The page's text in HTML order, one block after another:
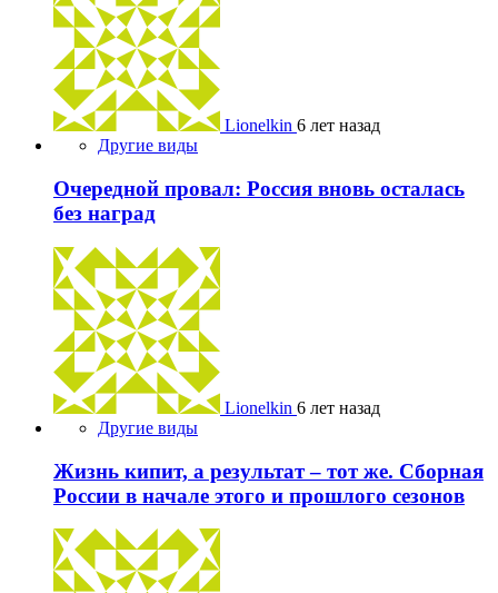
Lionelkin 6 лет назад
Другие виды
Очередной провал: Россия вновь осталась
без наград
Lionelkin 6 лет назад
Другие виды
Жизнь кипит, а результат – тот же. Сборная
России в начале этого и прошлого сезонов